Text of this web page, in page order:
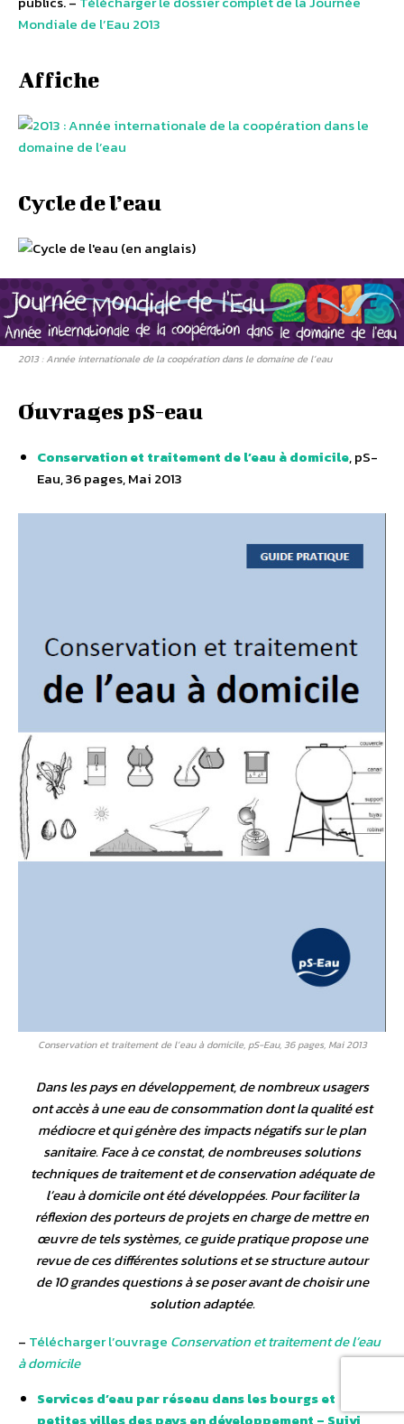
Mondiale de l’Eau 2013
Affiche
Cycle de l’eau
2013 : Année internationale de la coopération dans le domaine de l’eau
Ouvrages pS-eau
Conservation et traitement de l’eau à domicile, pS-
Eau, 36 pages, Mai 2013
Conservation et traitement de l’eau à domicile, pS-Eau, 36 pages, Mai 2013
Dans les pays en développement, de nombreux usagers
ont accès à une eau de consommation dont la qualité est
médiocre et qui génère des impacts négatifs sur le plan
sanitaire. Face à ce constat, de nombreuses solutions
techniques de traitement et de conservation adéquate de
l’eau à domicile ont été développées. Pour faciliter la
réflexion des porteurs de projets en charge de mettre en
œuvre de tels systèmes, ce guide pratique propose une
revue de ces différentes solutions et se structure autour
de 10 grandes questions à se poser avant de choisir une
solution adaptée.
– Télécharger l’ouvrage Conservation et traitement de l’eau
à domicile
Services d’eau par réseau dans les bourgs et